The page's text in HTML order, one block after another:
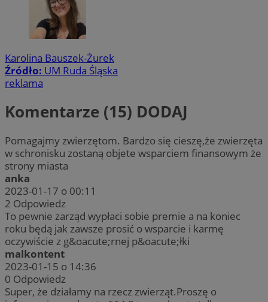
Karolina Bauszek-Żurek
Źródło: UM Ruda Śląska
reklama
Komentarze (15) DODAJ
Pomagajmy zwierzętom. Bardzo się cieszę,że zwierzęta
w schronisku zostaną objete wsparciem finansowym że
strony miasta
anka
2023-01-17 o 00:11
2 Odpowiedz
To pewnie zarząd wypłaci sobie premie a na koniec
roku będą jak zawsze prosić o wsparcie i karmę
oczywiście z g&oacute;rnej p&oacute;łki
malkontent
2023-01-15 o 14:36
0 Odpowiedz
Super, że działamy na rzecz zwierząt.Proszę o